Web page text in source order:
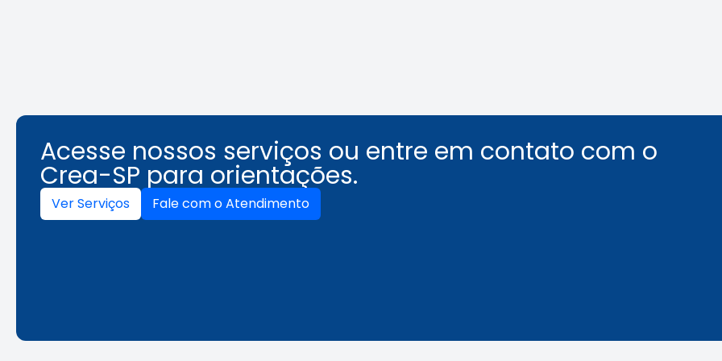
Acesse nossos serviços ou entre em contato com o
Crea-SP para orientações.
Ver Serviços Fale com o Atendimento